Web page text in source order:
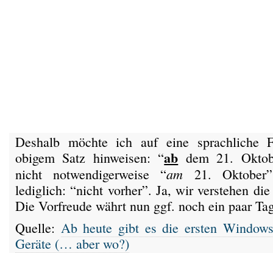
Deshalb möchte ich auf eine sprachliche
obigem Satz hinweisen: “ab dem 21.
nicht notwendigerweise “am 21.
lediglich: “nicht vorher”. Ja, wir verstehen
Die Vorfreude währt nun ggf. noch ein paar
Quelle: Ab heute gibt es die ersten
Geräte (… aber wo?)